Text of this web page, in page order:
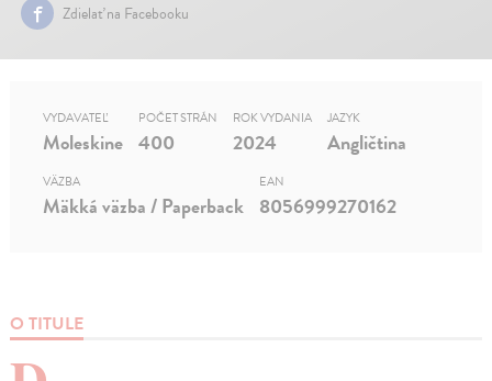
Zdielať na Facebooku
O TITULE
VYDAVATEĽ
Moleskine
POČET STRÁN
400
ROK VYDANIA
2024
JAZYK
Angličtina
VÄZBA
Mäkká väzba / Paperback
EAN
8056999270162